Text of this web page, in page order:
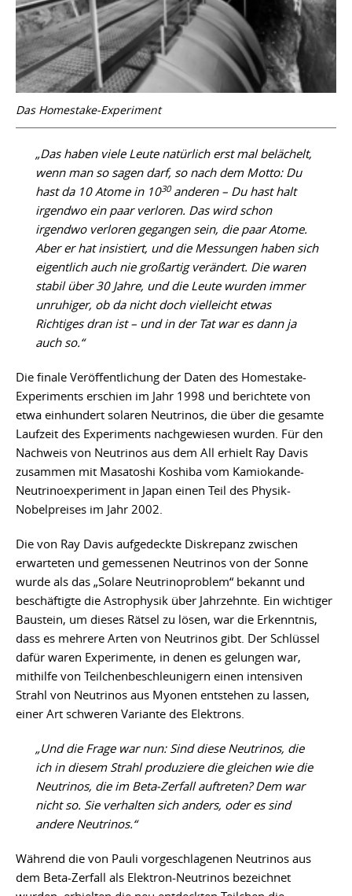
Das Homestake-Experiment
„Das haben viele Leute natürlich erst mal belächelt,
wenn man so sagen darf, so nach dem Motto: Du
hast da 10 Atome in 1030anderen – Du hast halt
irgendwo ein paar verloren. Das wird schon
irgendwo verloren gegangen sein, die paar Atome.
Aber er hat insistiert, und die Messungen haben sich
eigentlich auch nie großartig verändert. Die waren
stabil über 30 Jahre, und die Leute wurden immer
unruhiger, ob da nicht doch vielleicht etwas
Richtiges dran ist – und in der Tat war es dann ja
auch so.“
Die finale Veröffentlichung der Daten des Homestake-
Experiments erschien im Jahr 1998 und berichtete von
etwa einhundert solaren Neutrinos, die über die gesamte
Laufzeit des Experiments nachgewiesen wurden. Für den
Nachweis von Neutrinos aus dem All erhielt Ray Davis
zusammen mit Masatoshi Koshiba vom Kamiokande-
Neutrinoexperiment in Japan einen Teil des Physik-
Nobelpreises im Jahr 2002.
Die von Ray Davis aufgedeckte Diskrepanz zwischen
erwarteten und gemessenen Neutrinos von der Sonne
wurde als das „Solare Neutrinoproblem“ bekannt und
beschäftigte die Astrophysik über Jahrzehnte. Ein wichtiger
Baustein, um dieses Rätsel zu lösen, war die Erkenntnis,
dass es mehrere Arten von Neutrinos gibt. Der Schlüssel
dafür waren Experimente, in denen es gelungen war,
mithilfe von Teilchenbeschleunigern einen intensiven
Strahl von Neutrinos aus Myonen entstehen zu lassen,
einer Art schweren Variante des Elektrons.
„Und die Frage war nun: Sind diese Neutrinos, die
ich in diesem Strahl produziere die gleichen wie die
Neutrinos, die im Beta-Zerfall auftreten? Dem war
nicht so. Sie verhalten sich anders, oder es sind
andere Neutrinos.“
Während die von Pauli vorgeschlagenen Neutrinos aus
dem Beta-Zerfall als Elektron-Neutrinos bezeichnet